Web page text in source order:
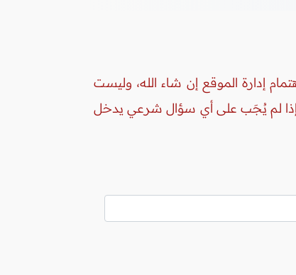
إدارة الموقع إن شاء الله، وليست
إذا لم يُجَب على أي سؤال شرعي يدخل